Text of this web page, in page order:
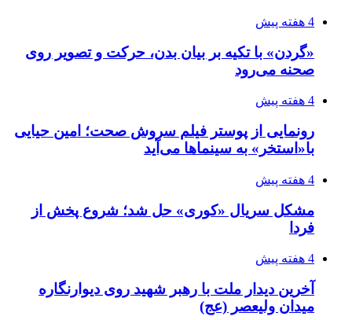
4 هفته پیش
«گردن» با تکیه بر بیان بدن، حرکت و تصویر روی
صحنه می‌رود
4 هفته پیش
رونمایی از پوستر فیلم سروش صحت؛ امین حیایی
با«استخر» به سینماها می‌آید
4 هفته پیش
مشکل سریال «کوری» حل شد؛ شروع پخش از
فردا
4 هفته پیش
آخرین دیدار ملت با رهبر شهید روی دیوارنگاره
میدان ولیعصر (عج)